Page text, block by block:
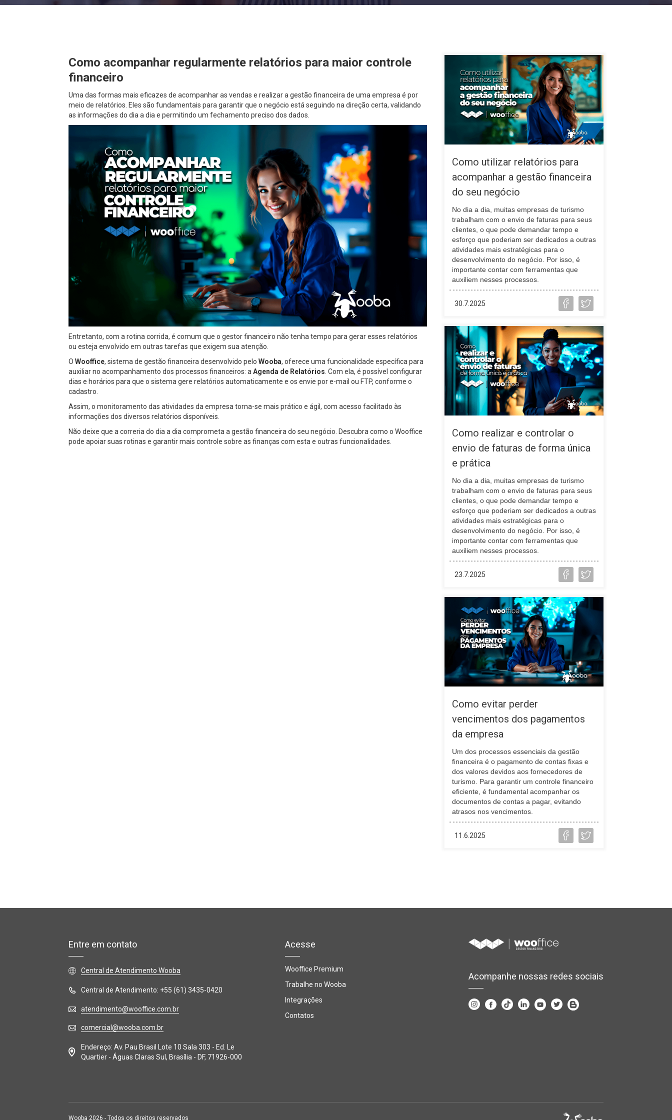
Como acompanhar regularmente relatórios para maior controle
financeiro
Uma das formas mais eficazes de acompanhar as vendas e realizar a gestão financeira de uma empresa é por
meio de relatórios. Eles são fundamentais para garantir que o negócio está seguindo na direção certa, validando
as informações do dia a dia e permitindo um fechamento preciso dos dados.
Entretanto, com a rotina corrida, é comum que o gestor financeiro não tenha tempo para gerar esses relatórios
ou esteja envolvido em outras tarefas que exigem sua atenção.
O Wooffice, sistema de gestão financeira desenvolvido pelo Wooba, oferece uma funcionalidade específica para
auxiliar no acompanhamento dos processos financeiros: a Agenda de Relatórios . Com ela, é possível configurar
dias e horários para que o sistema gere relatórios automaticamente e os envie por e-mail ou FTP, conforme o
cadastro.
Assim, o monitoramento das atividades da empresa torna-se mais prático e ágil, com acesso facilitado às
informações dos diversos relatórios disponíveis.
Não deixe que a correria do dia a dia comprometa a gestão financeira do seu negócio. Descubra como o Wooffice
pode apoiar suas rotinas e garantir mais controle sobre as finanças com esta e outras funcionalidades.
Como utilizar relatórios para
acompanhar a gestão financeira
do seu negócio
No dia a dia, muitas empresas de turismo
trabalham com o envio de faturas para seus
clientes, o que pode demandar tempo e
esforço que poderiam ser dedicados a outras
atividades mais estratégicas para o
desenvolvimento do negócio. Por isso, é
importante contar com ferramentas que
auxiliem nesses processos.
30.7.2025
Como realizar e controlar o
envio de faturas de forma única
e prática
No dia a dia, muitas empresas de turismo
trabalham com o envio de faturas para seus
clientes, o que pode demandar tempo e
esforço que poderiam ser dedicados a outras
atividades mais estratégicas para o
desenvolvimento do negócio. Por isso, é
importante contar com ferramentas que
auxiliem nesses processos.
23.7.2025
Como evitar perder
vencimentos dos pagamentos
da empresa
Um dos processos essenciais da gestão
financeira é o pagamento de contas fixas e
dos valores devidos aos fornecedores de
turismo. Para garantir um controle financeiro
eficiente, é fundamental acompanhar os
documentos de contas a pagar, evitando
atrasos nos vencimentos.
11.6.2025
Entre em contato
Central de Atendimento Wooba
Central de Atendimento: +55 (61) 3435-0420
atendimento@wooffice.com.br
comercial@wooba.com.br
Endereço: Av. Pau Brasil Lote 10 Sala 303 - Ed. Le
Quartier - Águas Claras Sul, Brasília - DF, 71926-000
Acesse
Wooffice Premium
Trabalhe no Wooba
Integrações
Contatos
Acompanhe nossas redes sociais
Wooba 2026 - Todos os direitos reservados